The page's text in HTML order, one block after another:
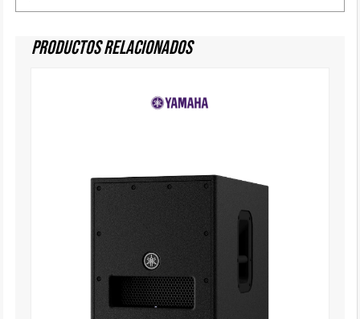
Productos Relacionados